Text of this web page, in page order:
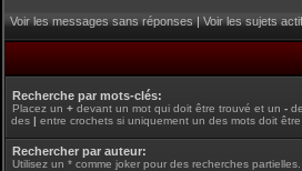
Voir les messages sans réponses|Voir les sujets
Recherche par mots-clés:
Placez un + devant un mot qui doit être trouvé et un -
des | entre crochets si uniquement un des mots doit
Rechercher par auteur:
Utilisez un * comme joker pour des recherches partielles.